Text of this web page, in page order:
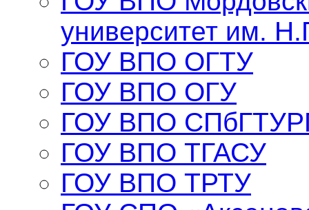
университет им.
ГОУ ВПО ОГТУ
ГОУ ВПО ОГУ
ГОУ ВПО
ГОУ ВПО ТГАСУ
ГОУ ВПО ТРТУ